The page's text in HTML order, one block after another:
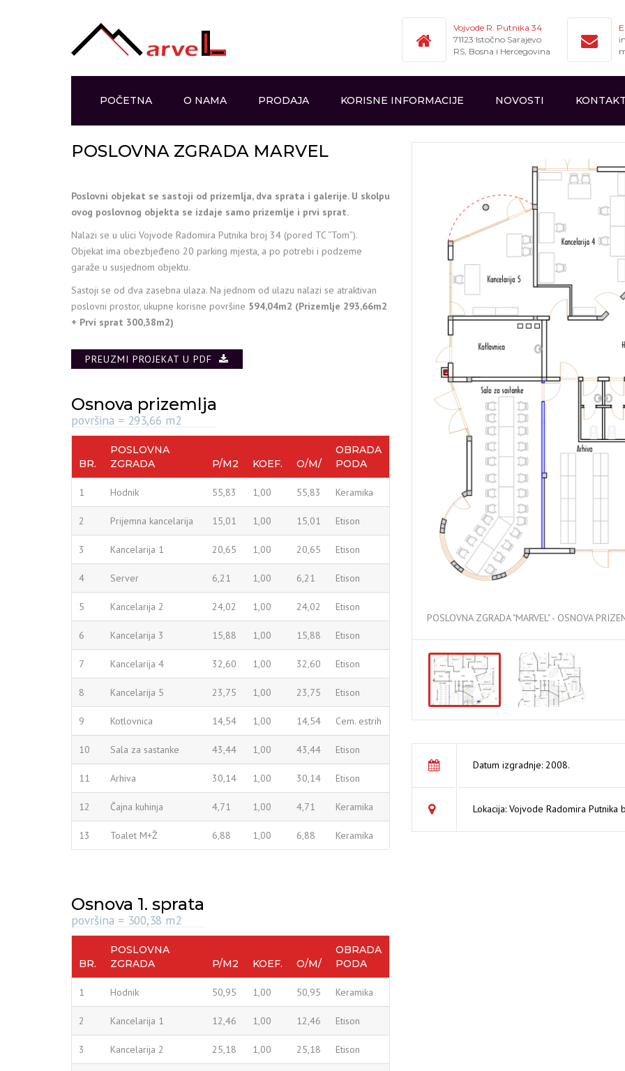
Vojvode R. Putnika 34
71123 Istočno Sarajevo
RS, Bosna i Hercegovina
POČETNA O NAMA PRODAJA KORISNE INFORMACIJE NOVOSTI
POSLOVNA ZGRADA MARVEL
Poslovni objekat se sastoji od prizemlja, dva sprata i galerije. U skolpu
ovog poslovnog objekta se izdaje samo prizemlje i prvi sprat.
Nalazi se u ulici Vojvode Radomira Putnika broj 34 (pored TC “Tom”).
Objekat ima obezbjeđeno 20 parking mjesta, a po potrebi i podzeme
garaže u susjednom objektu.
Sastoji se od dva zasebna ulaza. Na jednom od ulazu nalazi se atraktivan
poslovni prostor, ukupne korisne površine 594,04m2 (Prizemlje 293,66m2
+ Prvi sprat 300,38m2)
Osnova prizemlja
površina = 293,66 m2
BR.
POSLOVNA
ZGRADA
P/M2 KOEF. O/M/
OBRADA
PODA
1 Hodnik 55,83 1,00 55,83 Keramika
2 Prijemna kancelarija 15,01 1,00 15,01 Etison
3 Kancelarija 1 20,65 1,00 20,65 Etison
4 Server 6,21 1,00 6,21 Etison
5 Kancelarija 2 24,02 1,00 24,02 Etison
6 Kancelarija 3 15,88 1,00 15,88 Etison
7 Kancelarija 4 32,60 1,00 32,60 Etison
8 Kancelarija 5 23,75 1,00 23,75 Etison
9 Kotlovnica 14,54 1,00 14,54 Cem. estrih
10 Sala za sastanke 43,44 1,00 43,44 Etison
11 Arhiva 30,14 1,00 30,14 Etison
12 Čajna kuhinja 4,71 1,00 4,71 Keramika
13 Toalet M+Ž 6,88 1,00 6,88 Keramika
Osnova 1. sprata
površina = 300,38 m2
BR.
POSLOVNA
ZGRADA
P/M2 KOEF. O/M/
OBRADA
PODA
1 Hodnik 50,95 1,00 50,95 Keramika
2 Kancelarija 1 12,46 1,00 12,46 Etison
3 Kancelarija 2 25,18 1,00 25,18 Etison
POSLOVNA ZGRADA "MARVEL" - OSNOVA
Datum izgradnje: 2008.
Lokacija: Vojvode Radomira